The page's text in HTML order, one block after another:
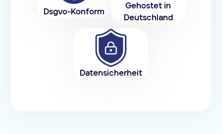
Dsgvo-Konform
Gehostet in
Deutschland
Datensicherheit